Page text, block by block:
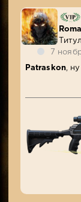
7
Patraskon,